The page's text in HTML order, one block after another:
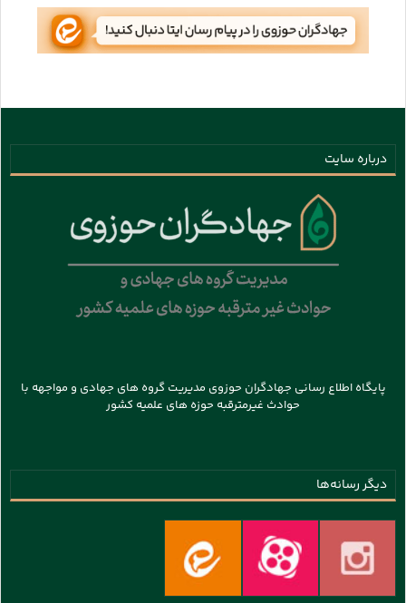
درباره سایت
پایگاه اطلاع رسانی جهادگران حوزوی مدیریت گروه های جهادی و مواجهه با
حوادث غیرمترقبه حوزه های علمیه کشور
دیگر رسانه‌ها